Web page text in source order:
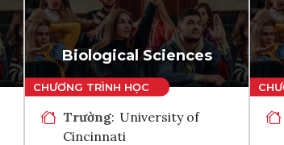
Tham vấn Interlink
Biological Sciences
Trường: University of
Cincinnati